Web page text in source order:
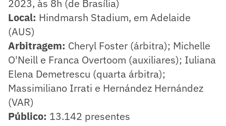
2023, às 8h (de Brasília)
Local: Hindmarsh Stadium, em Adelaide
(AUS)
Arbitragem: Cheryl Foster (árbitra); Michelle
O'Neill e Franca Overtoom (auxiliares); Iuliana
Elena Demetrescu (quarta árbitra);
Massimiliano Irrati e Hernández Hernández
(VAR)
Público: 13.142 presentes